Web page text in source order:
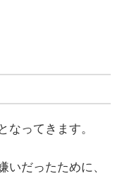
なってきます。
いだったために、